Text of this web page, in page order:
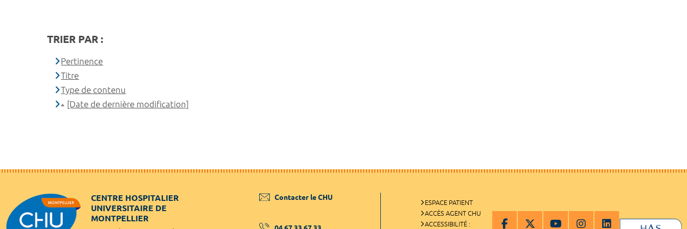
TRIER PAR :
Pertinence
Titre
Type de contenu
[Date de dernière modification]
CENTRE HOSPITALIER
UNIVERSITAIRE DE
MONTPELLIER
Contacter le CHU
ESPACE PATIENT
ACCÈS AGENT CHU
ACCESSIBILITÉ :